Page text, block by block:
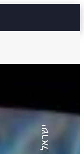
ישראל